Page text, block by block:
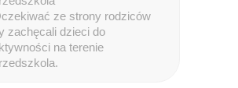
ze strony rodziców
zachęcali dzieci do
na terenie